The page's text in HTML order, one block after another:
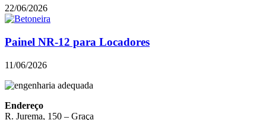
22/06/2026
Painel NR-12 para Locadores
11/06/2026
Endereço
R. Jurema, 150 – Graça